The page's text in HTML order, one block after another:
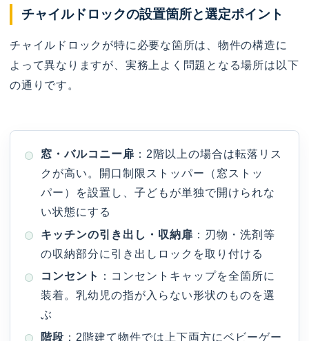
チャイルドロックの設置箇所と選定ポイント
チャイルドロックが特に必要な箇所は、物件の構造に
よって異なりますが、実務上よく問題となる場所は以下
の通りです。
窓・バルコニー扉 ：2階以上の場合は転落リス
クが高い。開口制限ストッパー（窓ストッ
パー）を設置し、子どもが単独で開けられな
い状態にする
キッチンの引き出し・収納扉 ：刃物・洗剤等
の収納部分に引き出しロックを取り付ける
コンセント
：コンセントキャップを全箇所に
装着。乳幼児の指が入らない形状のものを選
ぶ
階段 ：2階建て物件では上下両方にベビーゲー